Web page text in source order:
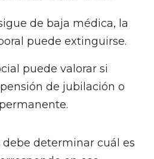
de baja médica, la
puede extinguirse.
puede valorar si
de jubilación o
debe determinar cuál es